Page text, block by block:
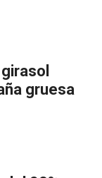
gruesa